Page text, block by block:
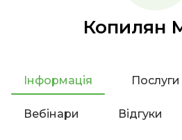
Копилян
Інформація Послуги
Вебінари Відгуки